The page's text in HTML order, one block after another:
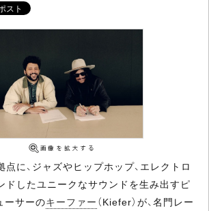
に、ジャズやヒップホップ、エレクトロ
ドしたユニークなサウンドを生み出すピ
ーサーのキーファー （Kiefer）が、名門レー